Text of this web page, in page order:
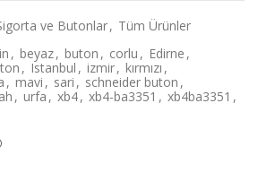
ve Butonlar, Tüm Ürünler
, beyaz, buton , corlu , Edirne ,
, Istanbul , izmir, kırmızı ,
, mavi , sari , schneider buton ,
, urfa , xb4, xb4-ba3351 , xb4ba3351 ,